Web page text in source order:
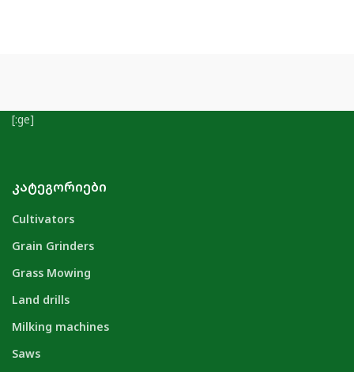
[:ge]
ᲙᲐᲢᲔᲒᲝᲠᲘᲔᲑᲘ
Cultivators
Grain Grinders
Grass Mowing
Land drills
Milking machines
Saws